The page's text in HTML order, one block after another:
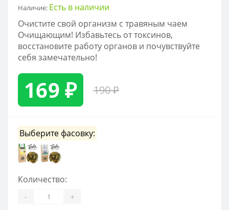
Наличие: Есть в наличии
Очистите свой организм с травяным чаем
Очищающим! Избавьтесь от токсинов,
восстановите работу органов и почувствуйте
себя замечательно!
169 ₽ 190 ₽
Выберите фасовку:
Количество:
- +